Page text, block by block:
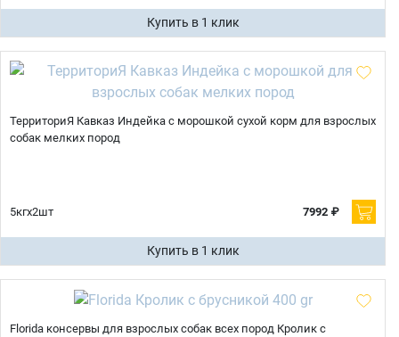
Купить в 1 клик
ТерриториЯ Кавказ Индейка с морошкой сухой корм для взрослых
собак мелких пород
5кгх2шт 7992 ₽
Купить в 1 клик
Florida консервы для взрослых собак всех пород Кролик с